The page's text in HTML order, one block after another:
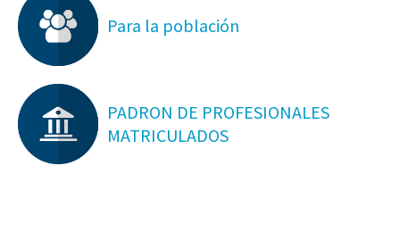
Para la población
PADRON DE PROFESIONALES
MATRICULADOS